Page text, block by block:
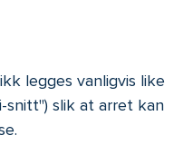
legges vanligvis like
snitt") slik at arret kan